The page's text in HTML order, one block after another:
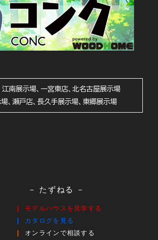
江南展示場、一宮東店、北名古屋展示場
、瀬戸店、長久手展示場、東郷展示場
－ たずねる －
モデルハウスを見学する
カタログを見る
オンラインで相談する